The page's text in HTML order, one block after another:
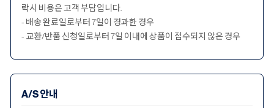
락시 비용은 고객 부담입니다.
- 배송 완료일로부터 7일이 경과한 경우
- 교환/반품 신청일로부터 7일 이내에 상품이 접수되지 않은 경우
A/S 안내